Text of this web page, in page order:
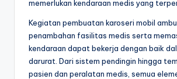
memerlukan kendaraan medis yang
Kegiatan pembuatan karoseri mobil
penambahan fasilitas medis serta
kendaraan dapat bekerja dengan baik
darurat. Dari sistem pendingin hingga
pasien dan peralatan medis, semua